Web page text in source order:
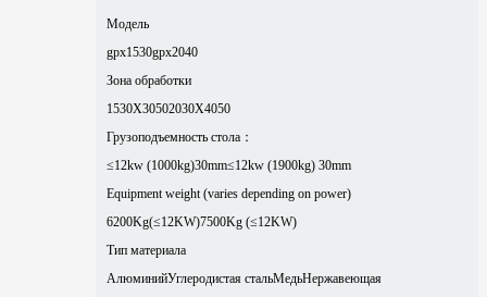
Модель
gpx1530gpx2040
Зона обработки
1530X30502030X4050
Грузоподъемность стола：
≤12kw (1000kg)30mm≤12kw (1900kg) 30mm
Equipment weight (varies depending on power)
6200Kg(≤12KW)7500Kg (≤12KW)
Тип материала
АлюминийУглеродистая стальМедьНержавеющая